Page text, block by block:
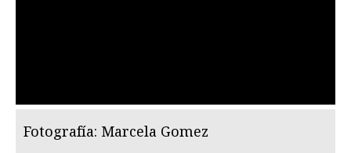
Fotografía: Marcela Gomez